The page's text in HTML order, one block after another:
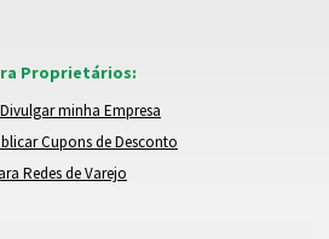
Proprietários:
minha Empresa
Cupons de Desconto
Redes de Varejo